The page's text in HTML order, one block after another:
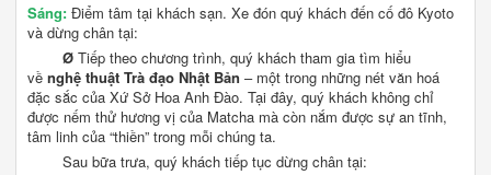
Sáng:Điểm tâm tại khách sạn. Xe đón quý khách đến cố đô Kyoto
và dừng chân tại:
ØTiếp theo chương trình, quý khách tham gia tìm hiểu
về nghệ thuật Trà đạo Nhật Bản – một trong những nét văn hoá
đặc sắc của Xứ Sở Hoa Anh Đào. Tại đây, quý khách không chỉ
được nếm thử hương vị của Matcha mà còn nắm được sự an tĩnh,
tâm linh của “thiền” trong mỗi chúng ta.
Sau bữa trưa, quý khách tiếp tục dừng chân tại: